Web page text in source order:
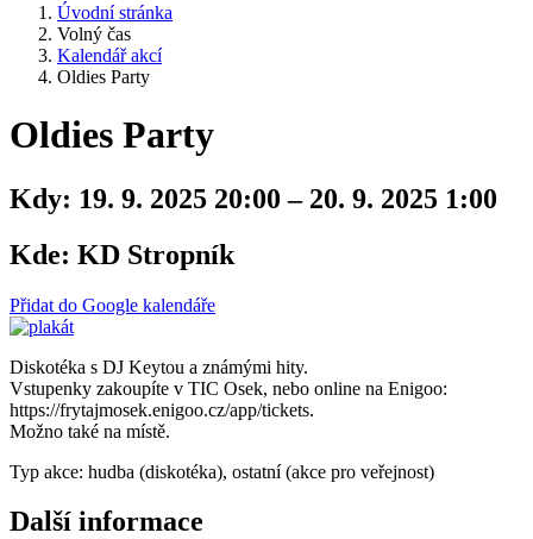
Úvodní stránka
Volný čas
Kalendář akcí
Oldies Party
Oldies Party
Kdy: 19. 9. 2025 20:00 – 20. 9. 2025 1:00
Kde: KD Stropník
Přidat do Google kalendáře
Diskotéka s DJ Keytou a známými hity.
Vstupenky zakoupíte v TIC Osek, nebo online na Enigoo:
https://frytajmosek.enigoo.cz/app/tickets.
Možno také na místě.
Typ akce: hudba (diskotéka), ostatní (akce pro veřejnost)
Další informace